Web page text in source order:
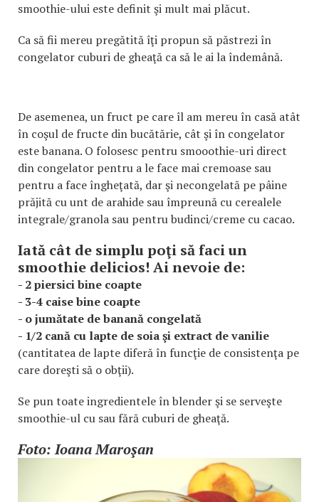
smoothie-ului este definit şi mult mai plăcut.
Ca să fii mereu pregătită îţi propun să păstrezi în
congelator cuburi de gheaţă ca să le ai la îndemână.
De asemenea, un fruct pe care îl am mereu în casă atât
în coşul de fructe din bucătărie, cât şi în congelator
este banana. O folosesc pentru smooothie-uri direct
din congelator pentru a le face mai cremoase sau
pentru a face îngheţată, dar şi necongelată pe pâine
prăjită cu unt de arahide sau împreună cu cerealele
integrale/granola sau pentru budinci/creme cu cacao.
Iată cât de simplu poţi să faci un
smoothie delicios! Ai nevoie de:
- 2 piersici bine coapte
- 3-4 caise bine coapte
- o jumătate de banană congelată
- 1/2 cană cu lapte de soia şi extract de vanilie
(cantitatea de lapte diferă în funcţie de consistenţa pe
care doreşti să o obţii).
Se pun toate ingredientele în blender şi se serveşte
smoothie-ul cu sau fără cuburi de gheaţă.
Foto: Ioana Maroşan